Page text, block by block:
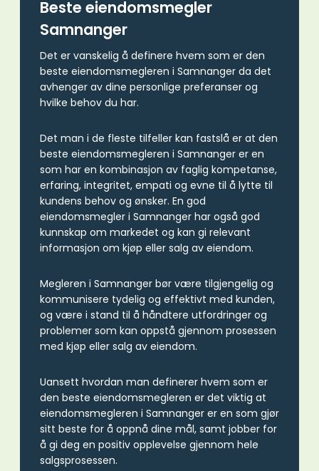
Beste eiendomsmegler
Samnanger
Det er vanskelig å definere hvem som er den
beste eiendomsmegleren i Samnanger da det
avhenger av dine personlige preferanser og
hvilke behov du har.
Det man i de fleste tilfeller kan fastslå er at den
beste eiendomsmegleren i Samnanger er en
som har en kombinasjon av faglig kompetanse,
erfaring, integritet, empati og evne til å lytte til
kundens behov og ønsker. En god
eiendomsmegler i Samnanger har også god
kunnskap om markedet og kan gi relevant
informasjon om kjøp eller salg av eiendom.
Megleren i Samnanger bør være tilgjengelig og
kommunisere tydelig og effektivt med kunden,
og være i stand til å håndtere utfordringer og
problemer som kan oppstå gjennom prosessen
med kjøp eller salg av eiendom.
Uansett hvordan man definerer hvem som er
den beste eiendomsmegleren er det viktig at
eiendomsmegleren i Samnanger er en som gjør
sitt beste for å oppnå dine mål, samt jobber for
å gi deg en positiv opplevelse gjennom hele
salgsprosessen.